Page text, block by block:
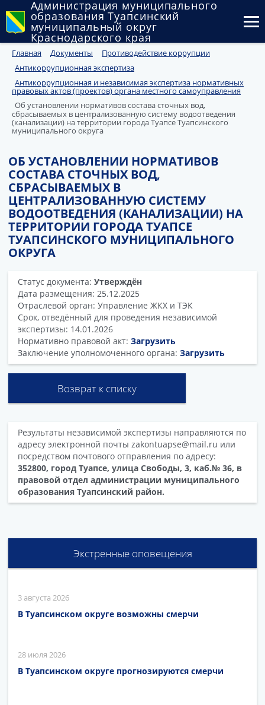
Администрация муниципального
образования Туапсинский
муниципальный округ
Краснодарского края
Округ
Администрация
Муниципальные закупки
Государственный и муниципальный контроль
Муниципальное имущество
Публичные слушания и общественные обсуждения
Документы
Главная Документы
Противодействие коррупции
Антикоррупционная экспертиза
Антикоррупционная и независимая экспертиза нормативных
правовых актов (проектов) органа местного самоуправления
Об установлении нормативов состава сточных вод,
сбрасываемых в централизованную систему водоотведения
(канализации) на территории города Туапсе Туапсинского
муниципального округа
ОБ УСТАНОВЛЕНИИ НОРМАТИВОВ
СОСТАВА СТОЧНЫХ ВОД,
СБРАСЫВАЕМЫХ В
ЦЕНТРАЛИЗОВАННУЮ СИСТЕМУ
ВОДООТВЕДЕНИЯ (КАНАЛИЗАЦИИ) НА
ТЕРРИТОРИИ ГОРОДА ТУАПСЕ
ТУАПСИНСКОГО МУНИЦИПАЛЬНОГО
ОКРУГА
Статус документа: Утверждён
Дата размещения: 25.12.2025
Отраслевой орган: Управление ЖКХ и ТЭК
Срок, отведённый для проведения независимой
экспертизы: 14.01.2026
Нормативно правовой акт: Загрузить
Заключение уполномоченного органа: Загрузить
Возврат к списку
Результаты независимой экспертизы направляются по
адресу электронной почты zakontuapse@mail.ru или
посредством почтового отправления по адресу:
352800, город Туапсе, улица Свободы, 3, каб.№ 36, в
правовой отдел администрации муниципального
образования Туапсинский район.
Экстренные оповещения
3 августа 2026
В Туапсинском округе возможны смерчи
28 июля 2026
В Туапсинском округе прогнозируются смерчи